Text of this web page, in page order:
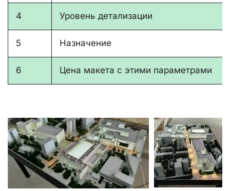
4 Уровень детализации
5 Назначение
6 Цена макета с этими параметрами